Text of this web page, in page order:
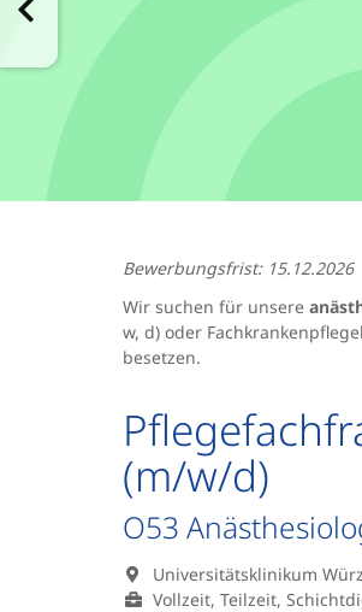
(m/w/d)
O53
Universitätsklinikum
Vollzeit, Teilzeit,
Bewerbungsfrist: 15.12.2026
Wir suchen für unsere
w, d) oder
besetzen.